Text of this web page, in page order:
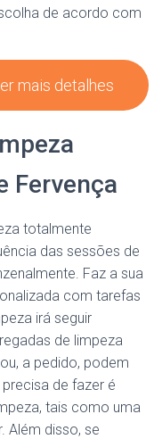
de acordo com
mais detalhes
Fervença
totalmente
das sessões de
Faz a sua
com tarefas
irá seguir
de limpeza
a pedido, podem
de fazer é
tais como uma
Além disso, se